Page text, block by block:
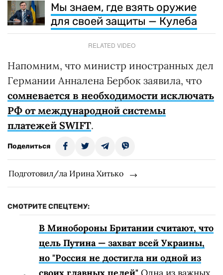
Мы знаем, где взять оружие
для своей защиты — Кулеба
RELATED VIDEO
Напомним, что министр иностранных дел
Германии Анналена Бербок заявила, что
сомневается в необходимости исключать
РФ от международной системы
платежей SWIFT.
Поделиться
Подготовил/ла Ирина Хитько
СМОТРИТЕ СПЕЦТЕМУ:
В Минобороны Британии считают, что
цель Путина — захват всей Украины,
но "Россия не достигла ни одной из